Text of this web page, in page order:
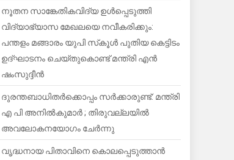
നൂതന സാങ്കേതികവിദ്യ ഉള്‍പ്പെടുത്തി
വിദ്യാഭ്യാസ മേഖലയെ നവീകരിക്കും:
പന്തളം മങ്ങാരം യുപി സ്‌കൂള്‍ പുതിയ കെട്ടിടം
ഉദ്ഘാടനം ചെയ്തുകൊണ്ട് മന്ത്രി എന്‍
ഷംസുദ്ദീന്‍
ദുരന്തബാധിതര്‍ക്കൊപ്പം സര്‍ക്കാരുണ്ട്: മന്ത്രി
എ പി അനില്‍കുമാര്‍ ; തിരുവല്ലയില്‍
അവലോകനയോഗം ചേര്‍ന്നു
വൃദ്ധനായ പിതാവിനെ കൊലപ്പെടുത്താൻ